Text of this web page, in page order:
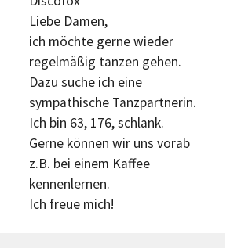
Liebe Damen,
ich möchte gerne wieder
regelmäßig tanzen gehen.
Dazu suche ich eine
sympathische Tanzpartnerin.
Ich bin 63, 176, schlank.
Gerne können wir uns vorab
z.B. bei einem Kaffee
kennenlernen.
Ich freue mich!